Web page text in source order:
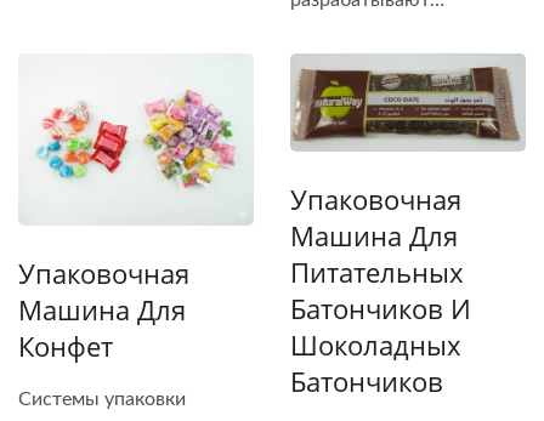
Упаковочная
Машина Для
Конфет
Системы упаковки
Упаковочная
Машина Для
Питательных
Батончиков И
Шоколадных
Батончиков